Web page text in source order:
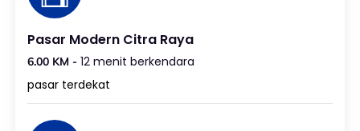
Pasar Modern Citra Raya
6.00 KM - 12 menit berkendara
pasar terdekat